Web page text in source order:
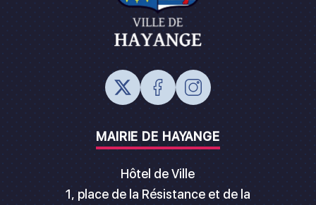
MAIRIE DE HAYANGE
Hôtel de Ville
1, place de la Résistance et de la